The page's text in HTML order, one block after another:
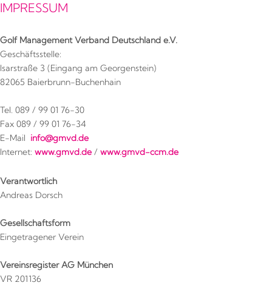
IMPRESSUM
Golf Management Verband Deutschland e.V.
Geschäftsstelle:
Isarstraße 3 (Eingang am Georgenstein)
82065 Baierbrunn-Buchenhain
Tel. 089 / 99 01 76-30
Fax 089 / 99 01 76-34
E-Mail info@gmvd.de
Internet: www.gmvd.de / www.gmvd-ccm.de
Verantwortlich
Andreas Dorsch
Gesellschaftsform
Eingetragener Verein
Vereinsregister AG München
VR 201136